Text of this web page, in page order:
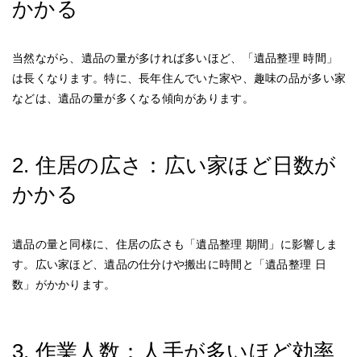
かかる
当然ながら、遺品の量が多ければ多いほど、「遺品整理 時間」
は長くなります。特に、長年住んでいた家や、趣味の品が多い家
などは、遺品の量が多くなる傾向があります。
2. 住居の広さ：広い家ほど日数が
かかる
遺品の量と同様に、住居の広さも「遺品整理 期間」に影響しま
す。広い家ほど、遺品の仕分けや搬出に時間と「遺品整理 日
数」がかかります。
3. 作業人数：人手が多いほど効率